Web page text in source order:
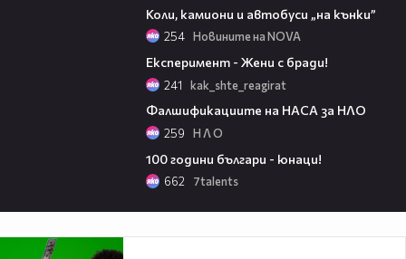
Коли, камиони и автобуси „на кънки”
254 Новините на NOVA
Експеримент - Жени с бради!
241 kak_shte_reagirat
Фалшификациите на НАСА за НЛО
259 Н Л О
100 години българи - юнаци!
662 7talents